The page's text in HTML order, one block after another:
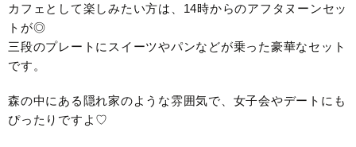
カフェとして楽しみたい方は、14時からのアフタヌーンセッ
トが◎
三段のプレートにスイーツやパンなどが乗った豪華なセット
です。
森の中にある隠れ家のような雰囲気で、女子会やデートにも
ぴったりですよ♡